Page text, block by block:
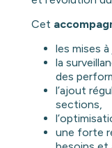
Cet
les mises
la
des
l’ajout
sections,
une forte